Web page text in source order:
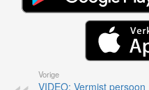
Vorige
VIDEO: Vermist persoon